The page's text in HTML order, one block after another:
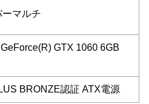
マルチ
GTX 1060 6GB
BRONZE認証 ATX電源